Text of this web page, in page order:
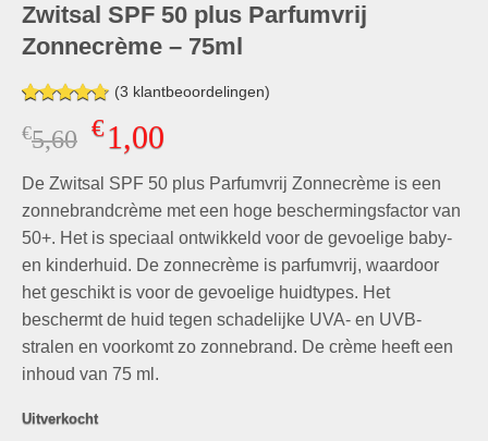
Zwitsal SPF 50 plus Parfumvrij
Zonnecrème – 75ml
Gewaardeerd
4.67 op 5
gebaseerd
waarderingen
(3 klantbeoordelingen)
€5,60 Oorspronkelijke
prijs
was:
€5,60.
€1,00Huidige
is:
€1,00.
De Zwitsal SPF 50 plus Parfumvrij Zonnecrème is een
zonnebrandcrème met een hoge beschermingsfactor van
50+. Het is speciaal ontwikkeld voor de gevoelige baby-
en kinderhuid. De zonnecrème is parfumvrij, waardoor
het geschikt is voor de gevoelige huidtypes. Het
beschermt de huid tegen schadelijke UVA- en UVB-
stralen en voorkomt zo zonnebrand. De crème heeft een
inhoud van 75 ml.
Uitverkocht